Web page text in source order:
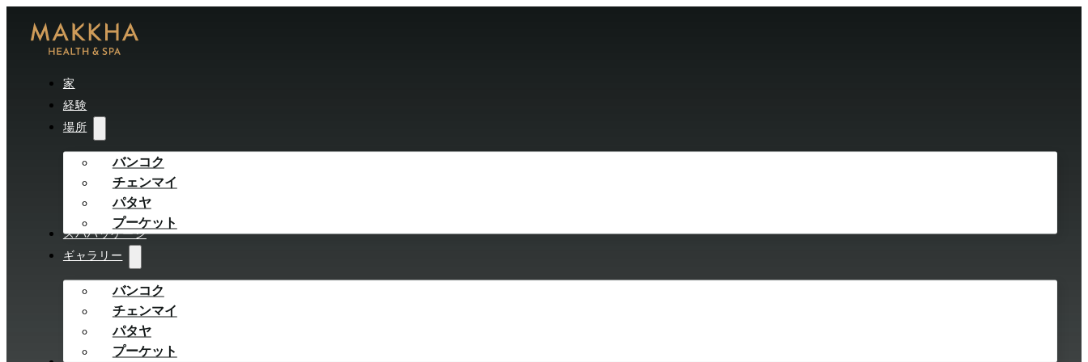
家
経験
場所
バンコク
チェンマイ
パタヤ
プーケット
スパパッケージ
ギャラリー
バンコク
チェンマイ
パタヤ
プーケット